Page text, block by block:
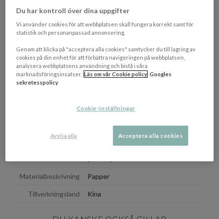
Roman and Williams Guild. Han har även egna hyllade
produktlinjer med Beni Rugs och Menu, med fler på gång. Stilfull
inbunden bok.
EGENSKAPER
Författare Colin King, Samuel Cochran
Antal Sidor
Ämne Inredning
Färgbeskrivning
Materialbeskrivning Papper
Tillverkningsland Kina
Du har kontroll över dina uppgifter
Vi använder cookies för att webbplatsen skall fungera korrekt samt för
statistik och personanpassad annonsering.
Genom att klicka på "acceptera alla cookies" samtycker du till lagring av
cookies på din enhet för att förbättra navigeringen på webbplatsen,
analysera webbplatsens användning och bistå i våra
marknadsföringsinsatser. Läs om vår Cookie policy Googles
sekretesspolicy
Cookie-inställningar
Avvisa alla Acceptera alla cookies